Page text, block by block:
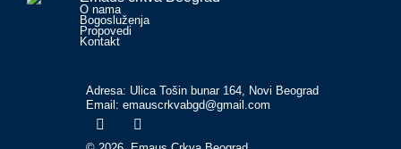
O nama
Bogosluženja
Propovedi
Kontakt
Adresa: Ulica Tošin bunar 164, Novi Beograd
Email: emauscrkvabgd@gmail.com